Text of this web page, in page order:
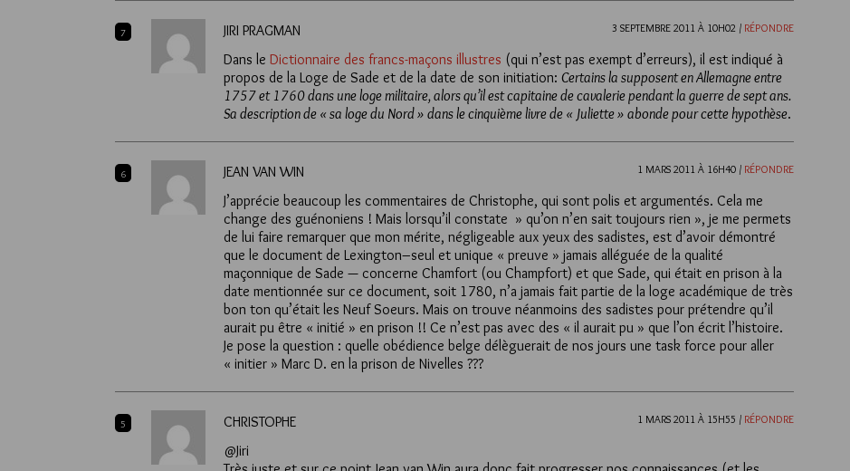
7 JIRI PRAGMAN 3 SEPTEMBRE 2011 À 10H02 / RÉPONDRE
Dans le Dictionnaire des francs-maçons illustres (qui n’est pas exempt d’erreurs), il est indiqué à
propos de la Loge de Sade et de la date de son initiation: Certains la supposent en Allemagne entre
1757 et 1760 dans une loge militaire, alors qu’il est capitaine de cavalerie pendant la guerre de sept ans.
Sa description de « sa loge du Nord » dans le cinquième livre de « Juliette » abonde pour cette hypothèse.
6 JEAN VAN WIN 1 MARS 2011 À 16H40 / RÉPONDRE
J’apprécie beaucoup les commentaires de Christophe, qui sont polis et argumentés. Cela me
change des guénoniens ! Mais lorsqu’il constate » qu’on n’en sait toujours rien », je me permets
de lui faire remarquer que mon mérite, négligeable aux yeux des sadistes, est d’avoir démontré
que le document de Lexington–seul et unique « preuve » jamais alléguée de la qualité
maçonnique de Sade — concerne Chamfort (ou Champfort) et que Sade, qui était en prison à la
date mentionnée sur ce document, soit 1780, n’a jamais fait partie de la loge académique de très
bon ton qu’était les Neuf Soeurs. Mais on trouve néanmoins des sadistes pour prétendre qu’il
aurait pu être « initié » en prison !! Ce n’est pas avec des « il aurait pu » que l’on écrit l’histoire.
Je pose la question : quelle obédience belge délèguerait de nos jours une task force pour aller
« initier » Marc D. en la prison de Nivelles ???
5 CHRISTOPHE 1 MARS 2011 À 15H55 / RÉPONDRE
@Jiri